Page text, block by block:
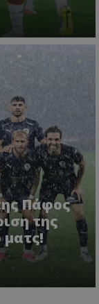
Πάφος
της